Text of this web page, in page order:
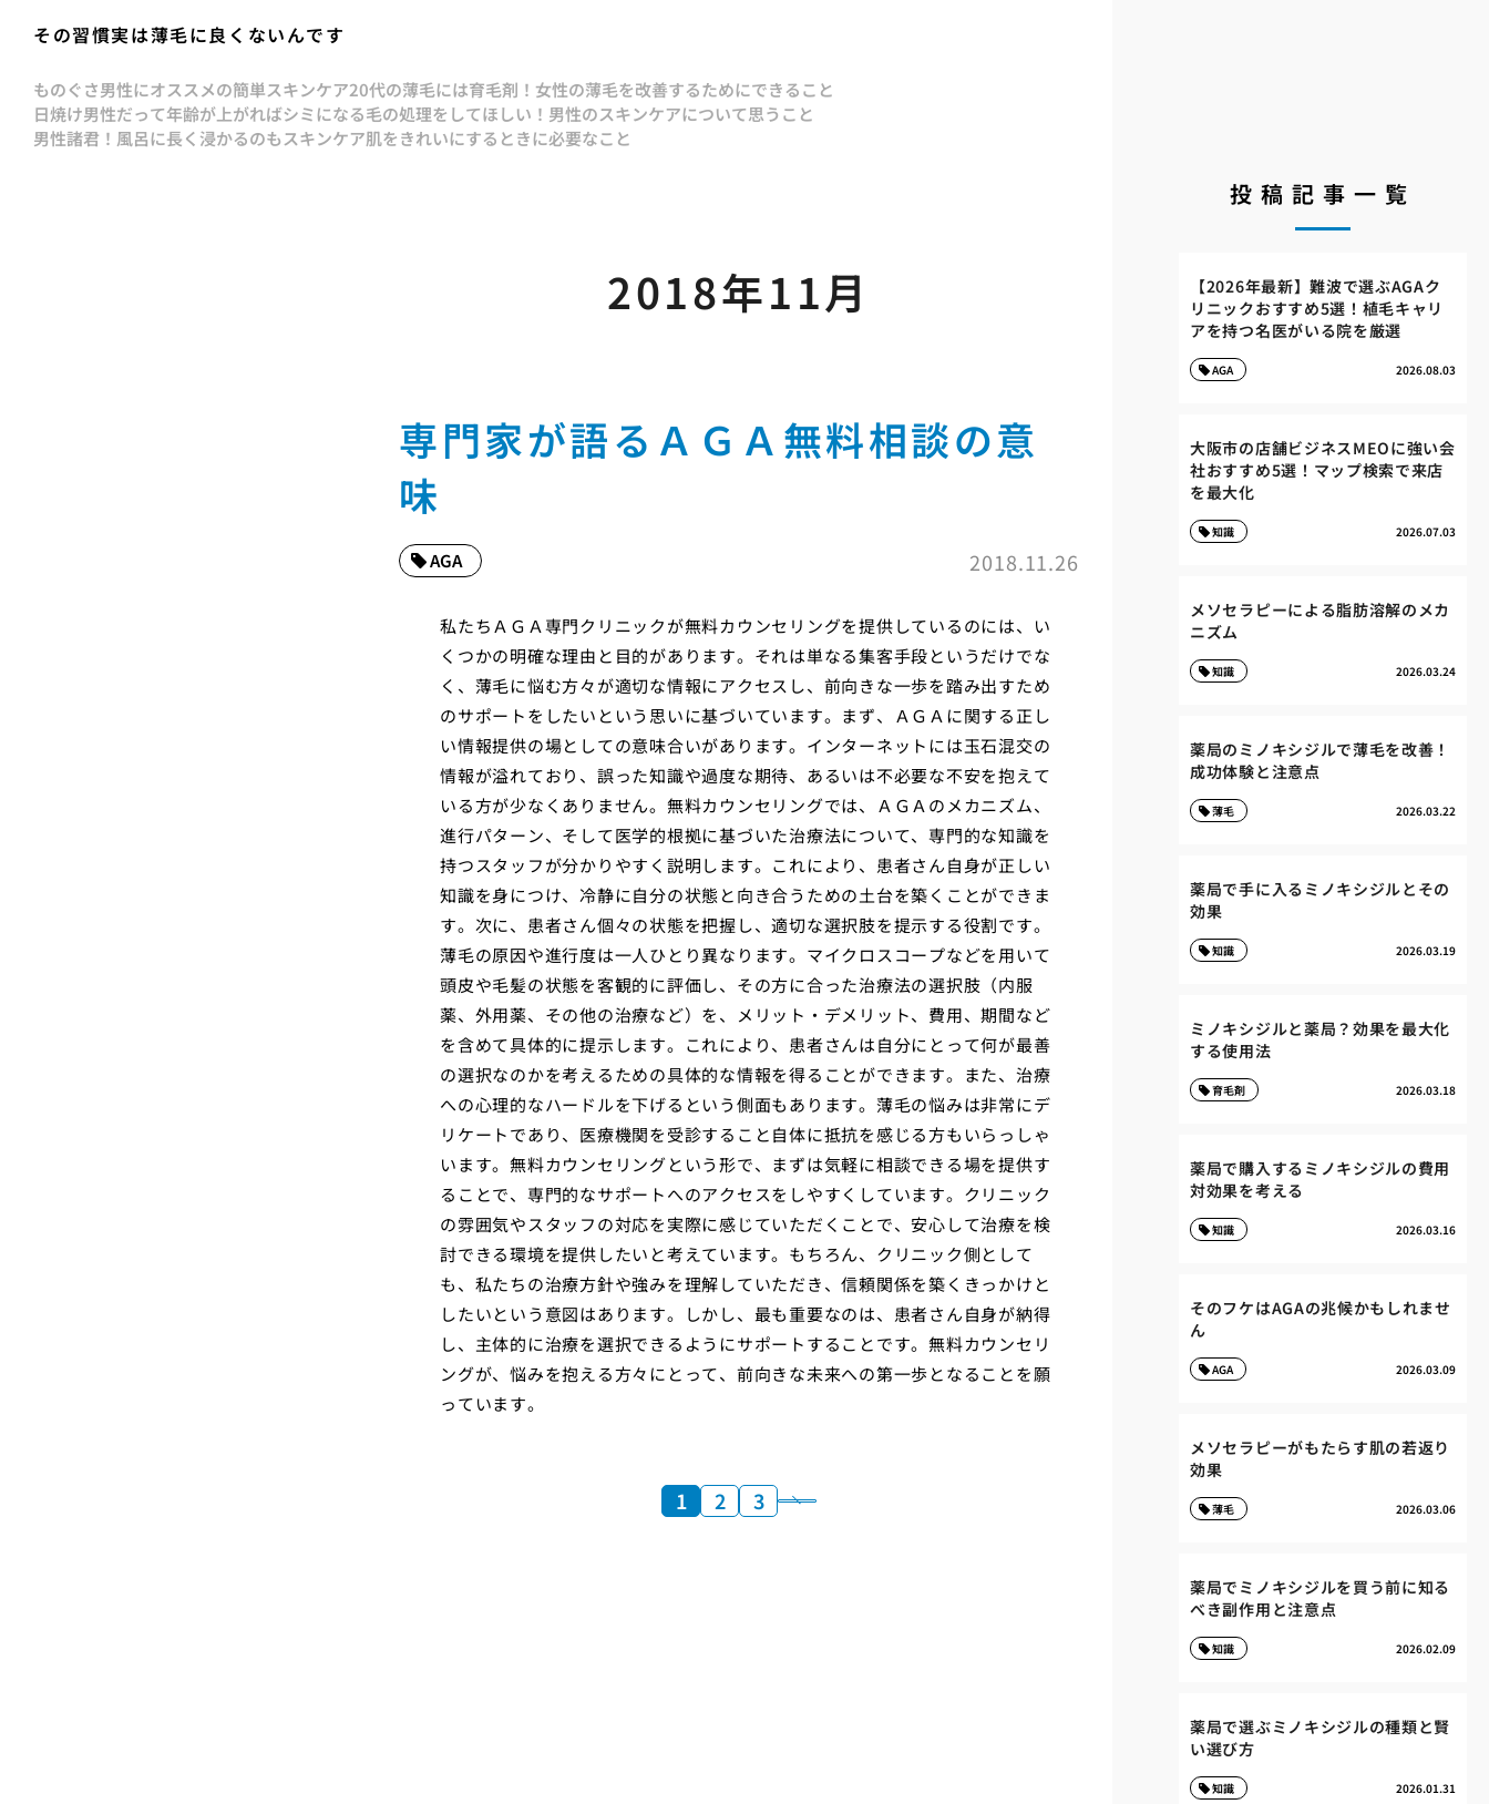
その習慣実は薄毛に良くないんです
ものぐさ男性にオススメの簡単スキンケア20代の薄毛には育毛剤！ 女性の薄毛を改善するためにできること
日焼け男性だって年齢が上がればシミになる毛の処理をしてほしい！ 男性のスキンケアについて思うこと
男性諸君！風呂に長く浸かるのもスキンケア肌をきれいにするときに必要なこと
2018年11月
専門家が語るＡＧＡ無料相談の意
味
2018.11.26
AGA
私たちＡＧＡ専門クリニックが無料カウンセリングを提供しているのには、い
くつかの明確な理由と目的があります。それは単なる集客手段というだけでな
く、薄毛に悩む方々が適切な情報にアクセスし、前向きな一歩を踏み出すため
のサポートをしたいという思いに基づいています。まず、ＡＧＡに関する正し
い情報提供の場としての意味合いがあります。インターネットには玉石混交の
情報が溢れており、誤った知識や過度な期待、あるいは不必要な不安を抱えて
いる方が少なくありません。無料カウンセリングでは、ＡＧＡのメカニズム、
進行パターン、そして医学的根拠に基づいた治療法について、専門的な知識を
持つスタッフが分かりやすく説明します。これにより、患者さん自身が正しい
知識を身につけ、冷静に自分の状態と向き合うための土台を築くことができま
す。次に、患者さん個々の状態を把握し、適切な選択肢を提示する役割です。
薄毛の原因や進行度は一人ひとり異なります。マイクロスコープなどを用いて
頭皮や毛髪の状態を客観的に評価し、その方に合った治療法の選択肢（内服
薬、外用薬、その他の治療など）を、メリット・デメリット、費用、期間など
を含めて具体的に提示します。これにより、患者さんは自分にとって何が最善
の選択なのかを考えるための具体的な情報を得ることができます。また、治療
への心理的なハードルを下げるという側面もあります。薄毛の悩みは非常にデ
リケートであり、医療機関を受診すること自体に抵抗を感じる方もいらっしゃ
います。無料カウンセリングという形で、まずは気軽に相談できる場を提供す
ることで、専門的なサポートへのアクセスをしやすくしています。クリニック
の雰囲気やスタッフの対応を実際に感じていただくことで、安心して治療を検
討できる環境を提供したいと考えています。もちろん、クリニック側として
も、私たちの治療方針や強みを理解していただき、信頼関係を築くきっかけと
したいという意図はあります。しかし、最も重要なのは、患者さん自身が納得
し、主体的に治療を選択できるようにサポートすることです。無料カウンセリ
ングが、悩みを抱える方々にとって、前向きな未来への第一歩となることを願
っています。
1 2 3
投稿記事一覧
【2026年最新】難波で選ぶAGAク
リニックおすすめ5選！植毛キャリ
アを持つ名医がいる院を厳選
2026.08.03
AGA
大阪市の店舗ビジネスMEOに強い会
社おすすめ5選！マップ検索で来店
を最大化
2026.07.03
知識
メソセラピーによる脂肪溶解のメカ
ニズム
2026.03.24
知識
薬局のミノキシジルで薄毛を改善！
成功体験と注意点
2026.03.22
薄毛
薬局で手に入るミノキシジルとその
効果
2026.03.19
知識
ミノキシジルと薬局？効果を最大化
する使用法
2026.03.18
育毛剤
薬局で購入するミノキシジルの費用
対効果を考える
2026.03.16
知識
そのフケはAGAの兆候かもしれませ
ん
2026.03.09
AGA
メソセラピーがもたらす肌の若返り
効果
2026.03.06
薄毛
薬局でミノキシジルを買う前に知る
べき副作用と注意点
2026.02.09
知識
薬局で選ぶミノキシジルの種類と賢
い選び方
2026.01.31
知識